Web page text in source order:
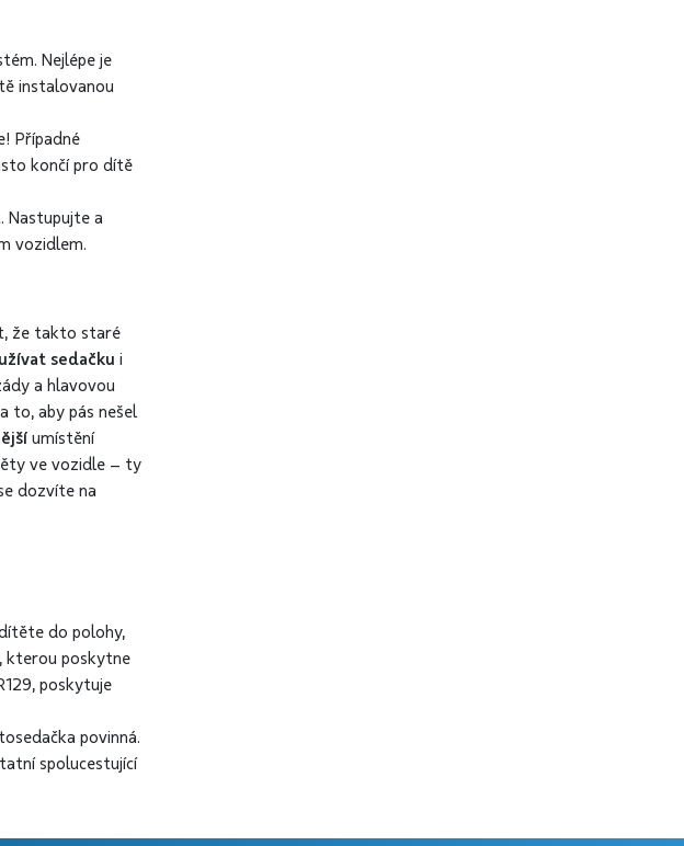
Nejlépe je
instalovanou
Případné
končí pro dítě
Nastupujte a
vozidlem.
že takto staré
sedačku i
a hlavovou
to, aby pás nešel
umístění
ve vozidle – ty
dozvíte na
do polohy,
kterou poskytne
poskytuje
povinná.
spolucestující